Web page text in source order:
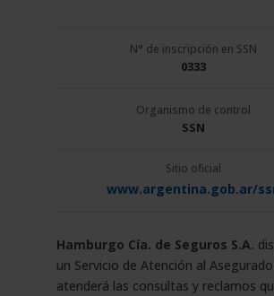
N° de inscripción en SSN
0333
Organismo de control
SSN
Sitio oficial
www.argentina.gob.ar/
Hamburgo Cía. de Seguros S.A.
un Servicio de Atención al
atenderá las consultas y reclamos